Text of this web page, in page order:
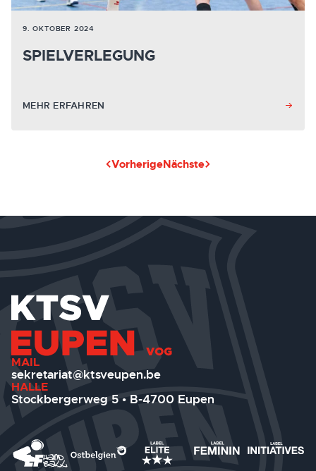
9. OKTOBER 2024
SPIELVERLEGUNG
MEHR ERFAHREN
VorherigeNächste
MAIL
sekretariat@ktsveupen.be
HALLE
Stockbergerweg 5 • B-4700 Eupen